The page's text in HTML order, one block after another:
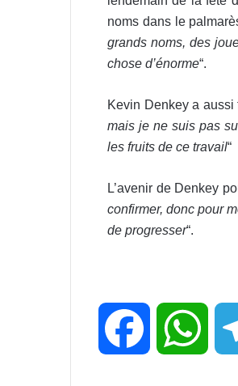
noms dans le
grands noms, des
chose d’énorme“.
Kevin Denkey a aussi
mais je ne suis pas
les fruits de ce travail“
L’avenir de Denkey
confirmer, donc pour
de progresser“.